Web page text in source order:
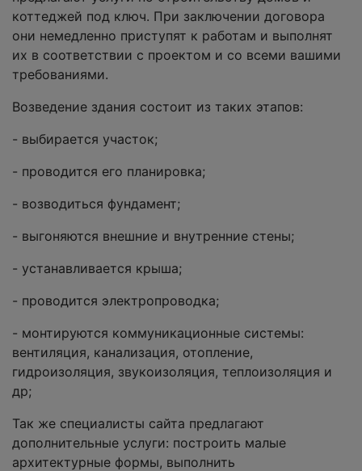
коттеджей под ключ. При заключении договора
они немедленно приступят к работам и выполнят
их в соответствии с проектом и со всеми вашими
требованиями.
Возведение здания состоит из таких этапов:
- выбирается участок;
- проводится его планировка;
- возводиться фундамент;
- выгоняются внешние и внутренние стены;
- устанавливается крыша;
- проводится электропроводка;
- монтируются коммуникационные системы:
вентиляция, канализация, отопление,
гидроизоляция, звукоизоляция, теплоизоляция и
др;
Так же специалисты сайта предлагают
дополнительные услуги: построить малые
архитектурные формы, выполнить